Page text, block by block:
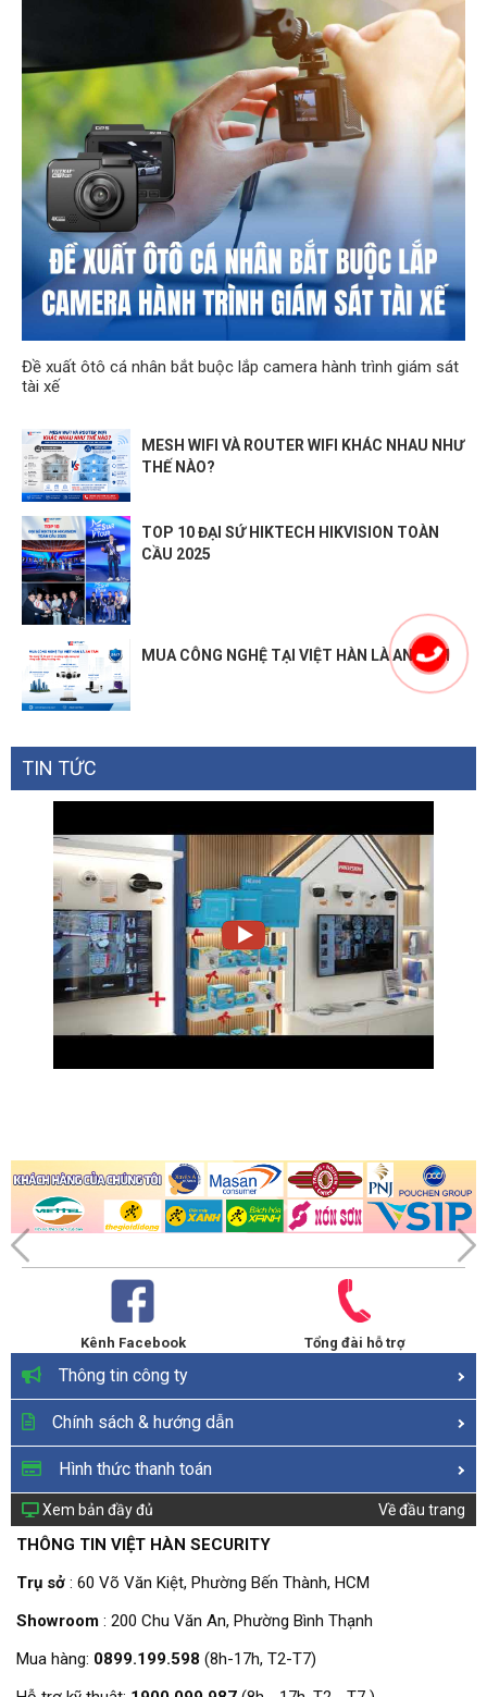
Đề xuất ôtô cá nhân bắt buộc lắp camera hành trình giám sát
tài xế
MESH WIFI VÀ ROUTER WIFI KHÁC NHAU NHƯ
THẾ NÀO?
TOP 10 ĐẠI SỨ HIKTECH HIKVISION TOÀN
CẦU 2025
MUA CÔNG NGHỆ TẠI VIỆT HÀN LÀ AN TÂM
TIN TỨC
Kênh Facebook Tổng đài hỗ trợ
Thông tin công ty
Chính sách & hướng dẫn
Hình thức thanh toán
Xem bản đầy đủ Về đầu trang
THÔNG TIN VIỆT HÀN SECURITY
Trụ sở : 60 Võ Văn Kiệt, Phường Bến Thành, HCM
Showroom : 200 Chu Văn An, Phường Bình Thạnh
Mua hàng: 0899.199.598 (8h-17h, T2-T7)